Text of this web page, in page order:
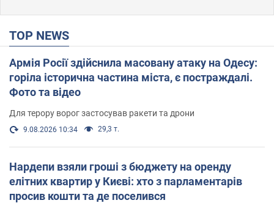
TOP NEWS
Армія Росії здійснила масовану атаку на Одесу:
горіла історична частина міста, є постраждалі.
Фото та відео
Для терору ворог застосував ракети та дрони
9.08.2026 10:34 29,3 т.
Нардепи взяли гроші з бюджету на оренду
елітних квартир у Києві: хто з парламентарів
просив кошти та де поселився